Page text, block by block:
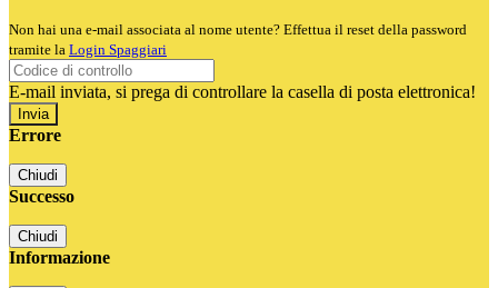
Non hai una e-mail associata al nome utente? Effettua il reset della password
tramite la Login Spaggiari
E-mail inviata, si prega di controllare la casella di posta elettronica!
Errore
Chiudi
Successo
Chiudi
Informazione